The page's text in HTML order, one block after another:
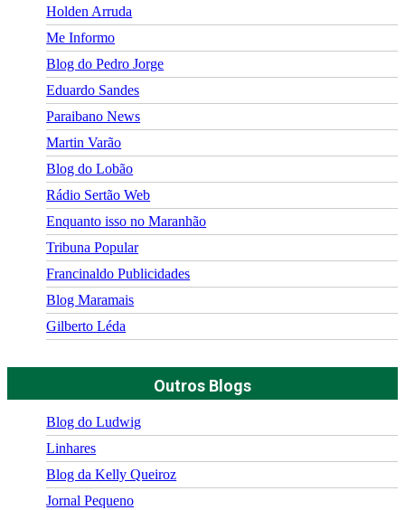
Holden Arruda
Me Informo
Blog do Pedro Jorge
Eduardo Sandes
Paraibano News
Martin Varão
Blog do Lobão
Rádio Sertão Web
Enquanto isso no Maranhão
Tribuna Popular
Francinaldo Publicidades
Blog Maramais
Gilberto Léda
Outros Blogs
Blog do Ludwig
Linhares
Blog da Kelly Queiroz
Jornal Pequeno